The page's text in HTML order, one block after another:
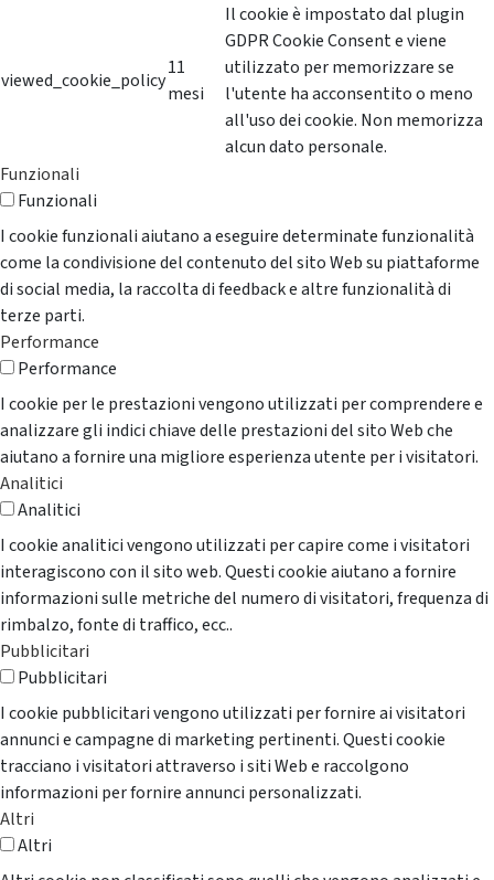
viewed_cookie_policy
11
mesi
Il cookie è impostato dal plugin
GDPR Cookie Consent e viene
utilizzato per memorizzare se
l'utente ha acconsentito o meno
all'uso dei cookie. Non memorizza
alcun dato personale.
Funzionali
Funzionali
I cookie funzionali aiutano a eseguire determinate funzionalità
come la condivisione del contenuto del sito Web su piattaforme
di social media, la raccolta di feedback e altre funzionalità di
terze parti.
Performance
Performance
I cookie per le prestazioni vengono utilizzati per comprendere e
analizzare gli indici chiave delle prestazioni del sito Web che
aiutano a fornire una migliore esperienza utente per i visitatori.
Analitici
Analitici
I cookie analitici vengono utilizzati per capire come i visitatori
interagiscono con il sito web. Questi cookie aiutano a fornire
informazioni sulle metriche del numero di visitatori, frequenza di
rimbalzo, fonte di traffico, ecc..
Pubblicitari
Pubblicitari
I cookie pubblicitari vengono utilizzati per fornire ai visitatori
annunci e campagne di marketing pertinenti. Questi cookie
tracciano i visitatori attraverso i siti Web e raccolgono
informazioni per fornire annunci personalizzati.
Altri
Altri